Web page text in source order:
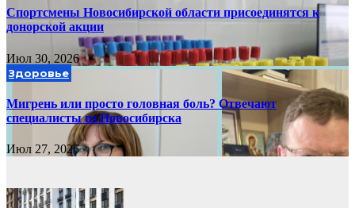
Спортсмены Новосибирской области присоединятся к
донорской акции
Июл 30, 2026
Здоровье
Мигрень или просто головная боль? Отвечают
специалисты из Новосибирска
Июл 27, 2026